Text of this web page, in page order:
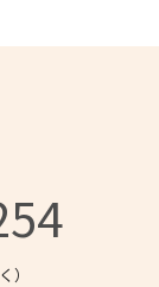
）